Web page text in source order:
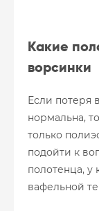
Какие
ворсинки
Если потеря
нормальна,
только
подойти к
полотенца, у
вафельной